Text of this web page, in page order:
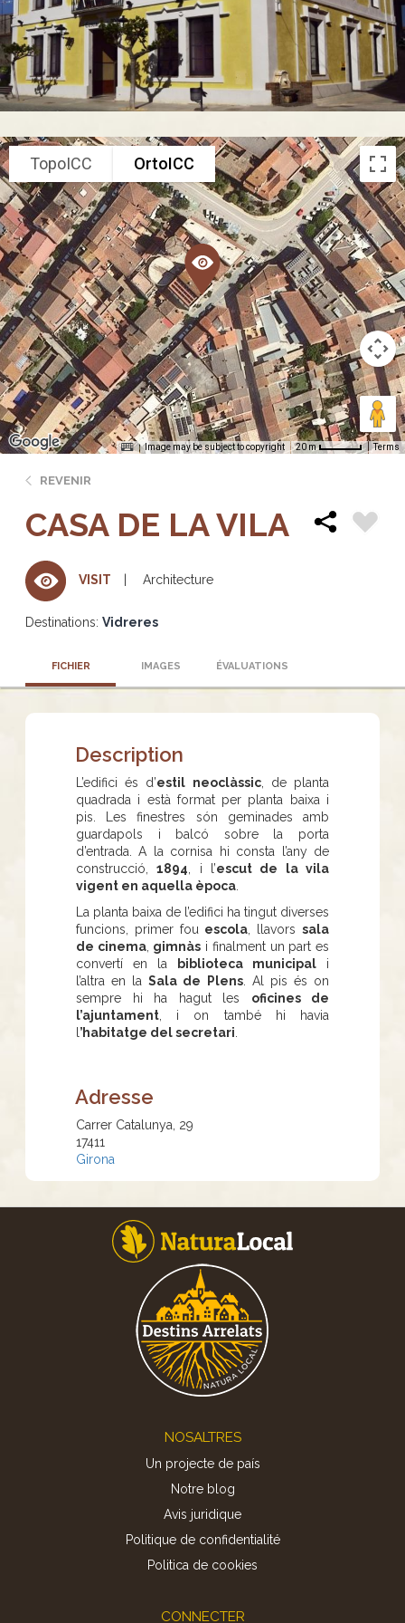
TopoICC OrtoICC
Image may be subject to copyright 20 m Terms
REVENIR
CASA DE LA VILA
VISIT Architecture
Destinations: Vidreres
FICHIER IMAGES ÉVALUATIONS
Description
L’edifici és d’estil neoclàssic, de planta
quadrada i està format per planta baixa i
pis. Les finestres són geminades amb
guardapols i balcó sobre la porta
d’entrada. A la cornisa hi consta l’any de
construcció,1894 , i l’escut de la vila
vigent en aquella època
La planta baixa de l’edifici ha tingut diverses
funcions, primer fou escola , llavorssala
de cinema, gimnàs i finalment un part es
convertí en la
biblioteca municipal i
l’altra en laSala de Plens. Al pis és on
sempre hi ha hagut les oficines de
l’ajuntament , i on també hi havia
’habitatge del secretari
Adresse
Carrer Catalunya, 29
17411
Girona
NOSALTRES
Un projecte de país
Notre blog
Avis juridique
Politique de confidentialité
Politica de cookies
CONNECTER